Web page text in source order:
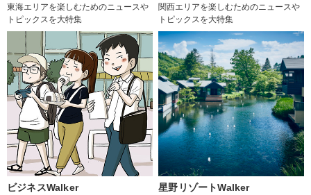
東海エリアを楽しむためのニュースや
トピックスを大特集
関西エリアを楽しむためのニュースや
トピックスを大特集
ビジネスWalker 星野リゾートWalker